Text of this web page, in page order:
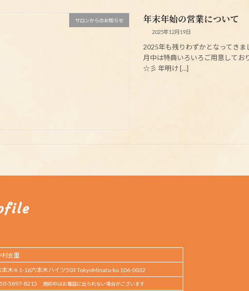
サロンからのお知らせ 年末年始の営業について
2025年12月19日
2025年も残りわずかとなってき
月中は特典いろいろご用意してお
☆彡 年明け […]
村衣里
本木4-1-16六本木ハイツ503 TokyoMinato-ku 106-0032
5897-8215 施術中はお電話に出られない場合がございます